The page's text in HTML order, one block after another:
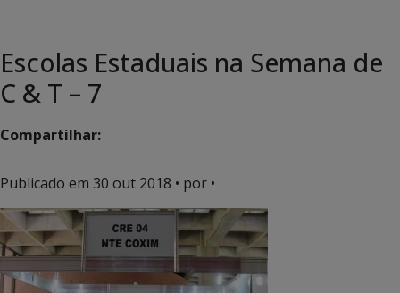
Escolas Estaduais na Semana de
C & T – 7
Compartilhar:
Publicado em 30 out 2018 • por •